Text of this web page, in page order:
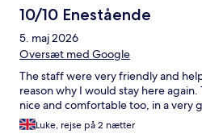
10/10 Enestående
5. maj 2026
Oversæt med Google
The staff were very friendly and
reason why I would stay here
nice and comfortable too, in a very
Luke, rejse på 2 nætter